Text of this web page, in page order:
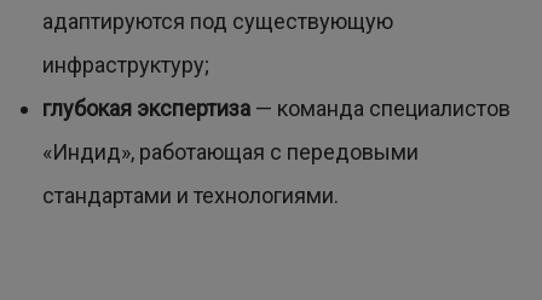
адаптируются под существующую
инфраструктуру;
глубокая экспертиза — команда специалистов
«Индид», работающая с передовыми
стандартами и технологиями.